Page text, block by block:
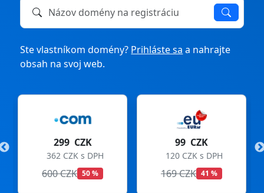
Názov domény na registráciu alebo prevod
Ste vlastníkom domény? Prihláste sa a nahrajte
obsah na svoj web.
299 CZK
362 CZK s DPH
600 CZK 50 %
99 CZK
120 CZK s DPH
169 CZK 41 %